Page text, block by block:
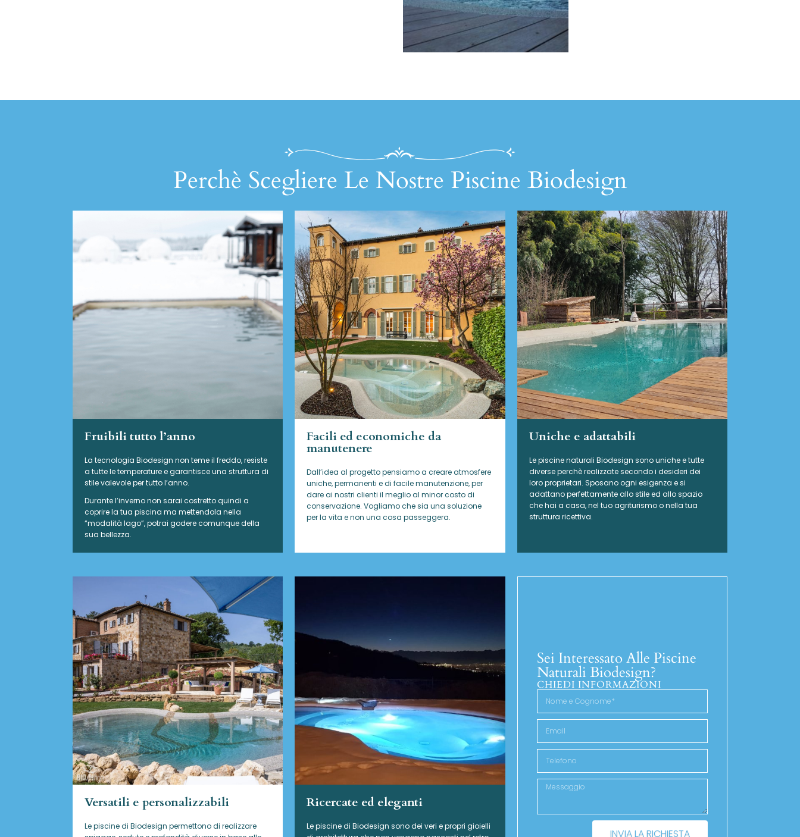
Perchè Scegliere Le Nostre Piscine Biodesign
Fruibili tutto l’anno
La tecnologia Biodesign non teme il freddo, resiste
a tutte le temperature e garantisce una struttura di
stile valevole per tutto l’anno.
Durante l’inverno non sarai costretto quindi a
coprire la tua piscina ma mettendola nella
“modalità lago”, potrai godere comunque della
sua bellezza.
Facili ed economiche da
manutenere
Dall’idea al progetto pensiamo a creare atmosfere
uniche, permanenti e di facile manutenzione, per
dare ai nostri clienti il meglio al minor costo di
conservazione. Vogliamo che sia una soluzione
per la vita e non una cosa passeggera.
Uniche e adattabili
Le piscine naturali Biodesign sono uniche e tutte
diverse perchè realizzate secondo i desideri dei
loro proprietari. Sposano ogni esigenza e si
adattano perfettamente allo stile ed allo spazio
che hai a casa, nel tuo agriturismo o nella tua
struttura ricettiva.
Versatili e personalizzabili
Le piscine di Biodesign permettono di realizzare
Ricercate ed eleganti
Le piscine di Biodesign sono dei veri e propri gioielli
Sei Interessato Alle Piscine
Naturali Biodesign?
CHIEDI INFORMAZIONI
INVIA LA RICHIESTA